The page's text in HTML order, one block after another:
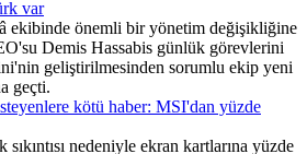
var
ekibinde önemli bir yönetim değişikliğine
Demis Hassabis günlük görevlerini
geliştirilmesinden sorumlu ekip yeni
geçti.
kötü haber: MSI'dan yüzde
nedeniyle ekran kartlarına yüzde